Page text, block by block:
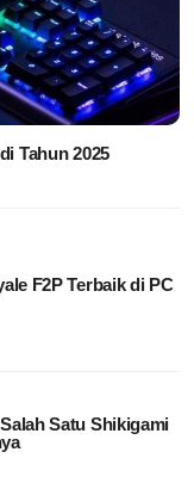
Tahun 2025
F2P Terbaik di PC
Satu Shikigami